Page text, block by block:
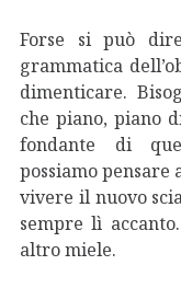
Forse si può
grammatica
dimenticare.
che piano, piano
fondante di
possiamo pensare
vivere il nuovo
sempre lì
altro miele.